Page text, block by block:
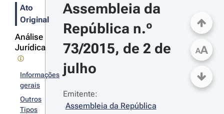
Ato
Original
Análise
Jurídica
Informações
gerais
Outros
Tipos
Assembleia da
República n.º
73/2015, de 2 de
julho
Emitente:
Assembleia da República
AA